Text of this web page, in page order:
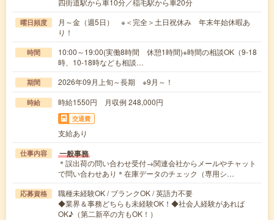
四街道駅から車10分／稲毛駅から車20分
曜日頻度
月～金（週5日） ※＜完全＞土日祝休み 年末年始休暇あ
り！
時間
10:00～19:00(実働8時間 休憩1時間)※時間の相談OK（9-18
時、10-18時なども相談…
期間 2026年09月上旬～長期 ※9月～！
時給 時給1550円 月収例 248,000円
交通費
支給あり
仕事内容 一般事務
＊誤出荷の問い合わせ受付→関連会社からメールやチャット
で問い合わせあり＊在庫データのチェック（専用シ…
応募資格
職種未経験OK / ブランクOK / 英語力不要
◆業界＆事務どちらも未経験OK！◆社会人経験があれば
OK♪（第二新卒の方もOK！）